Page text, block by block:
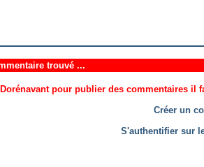
trouvé ...
Dorénavant pour publier des commentaires il
Créer un
S'authentifier sur